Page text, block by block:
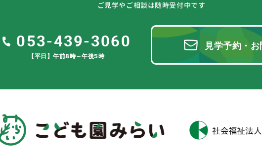
ご見学やご相談は随時受付中です
053-439-3060
【平日】午前8時～午後5時
見学予約・